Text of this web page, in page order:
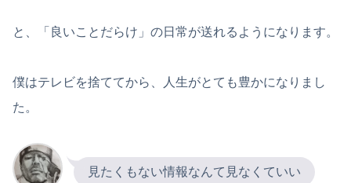
と、「良いことだらけ」の日常が送れるようになります。
僕はテレビを捨ててから、人生がとても豊かになりまし
た。
見たくもない情報なんて見なくていい